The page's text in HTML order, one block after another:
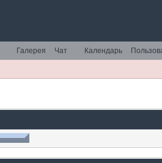
Календарь
Чат
Галерея